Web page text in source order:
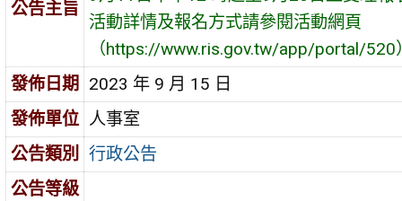
公告主旨
活動詳情及報名方式請參閱活動網頁
（https://www.ris.gov.tw/app/portal/520
發佈日期
2023 年 9 月 15 日
發佈單位 人事室
公告類別
行政公告
公告等級